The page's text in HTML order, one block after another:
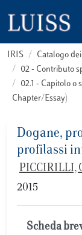
IRIS
Catalogo
02 - Contributo
02.1 - Capitolo o
Chapter/Essay)
Dogane,
profilassi
PICCIRILLI,
2015
Scheda